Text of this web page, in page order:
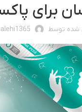
برای
شده توسط